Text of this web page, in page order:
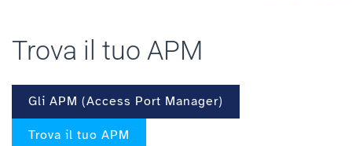
Trova il tuo APM
Gli APM (Access Port Manager)
Trova il tuo APM